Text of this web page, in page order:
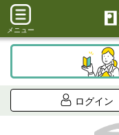
メニュー
ログイン